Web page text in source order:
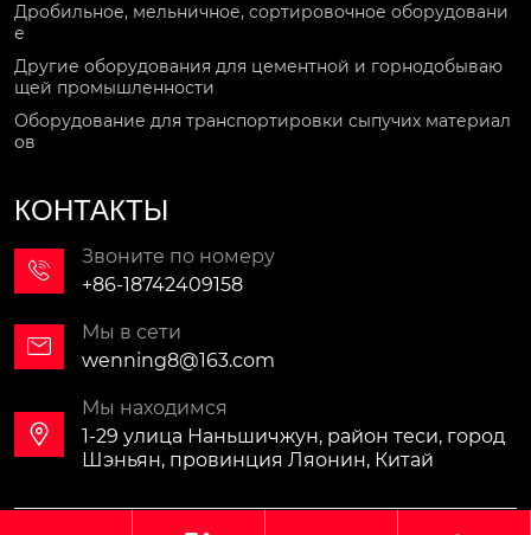
Дробильное, мельничное, сортировочное оборудовани
е
Другие оборудования для цементной и горнодобываю
щей промышленности
Оборудование для транспортировки сыпучих материал
ов
КОНТАКТЫ

Звоните по номеру
+86-18742409158

Мы в сети
wenning8@163.com

Мы находимся
1-29 улица Наньшичжун, район теси, город
Шэньян, провинция Ляонин, Китай